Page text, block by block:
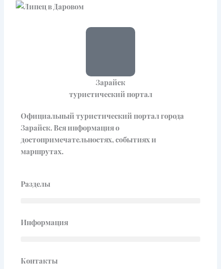
Зарайск
туристический портал
Официальный туристический портал города
Зарайск. Вся информация о
достопримечательностях, событиях и
маршрутах.
Разделы
Информация
Контакты